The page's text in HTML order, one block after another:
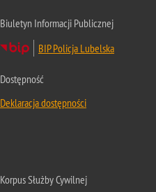
Biuletyn Informacji Publicznej
BIP Policja Lubelska
Dostępność
Deklaracja dostępności
Korpus Służby Cywilnej